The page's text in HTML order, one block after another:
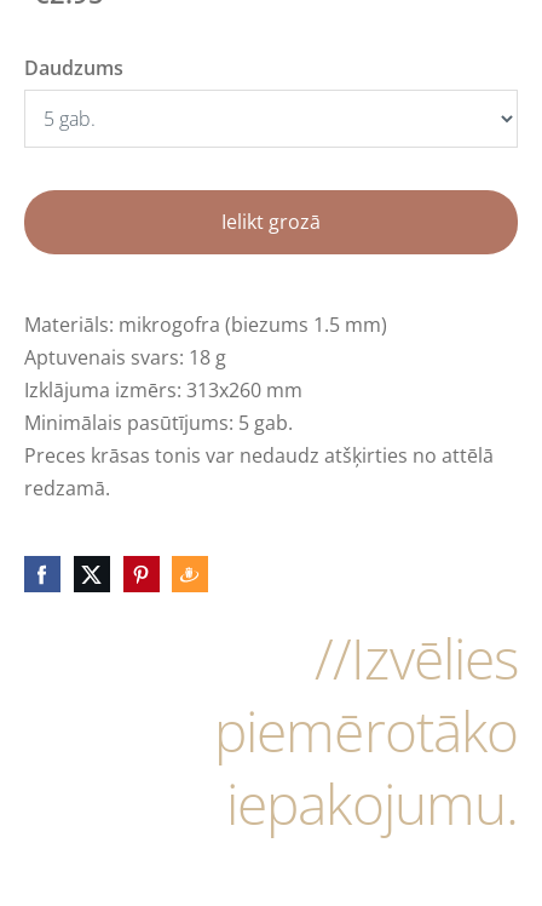
//Izvēlies
piemērotāko
iepakojumu.
Daudzums
Ielikt grozā
Materiāls: mikrogofra (biezums 1.5 mm)
Aptuvenais svars: 18 g
Izklājuma izmērs: 313x260 mm
Minimālais pasūtījums: 5 gab.
Preces krāsas tonis var nedaudz atšķirties no attēlā
redzamā.